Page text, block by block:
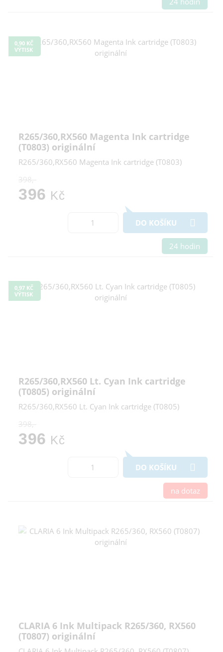
0,90 KČ
VÝTISK
R265/360,RX560 Magenta Ink cartridge
(T0803) originální
R265/360,RX560 Magenta Ink cartridge (T0803)
398,-
396 Kč
DO KOŠÍKU
24 hodin
0,97 KČ
VÝTISK
R265/360,RX560 Lt. Cyan Ink cartridge
(T0805) originální
R265/360,RX560 Lt. Cyan Ink cartridge (T0805)
398,-
396 Kč
DO KOŠÍKU
na dotaz
CLARIA 6 Ink Multipack R265/360, RX560
(T0807) originální